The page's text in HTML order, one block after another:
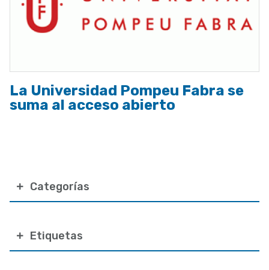
Categorías
Etiquetas
La Universidad Pompeu Fabra se
suma al acceso abierto